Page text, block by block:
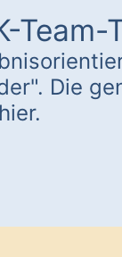
Team-
Die